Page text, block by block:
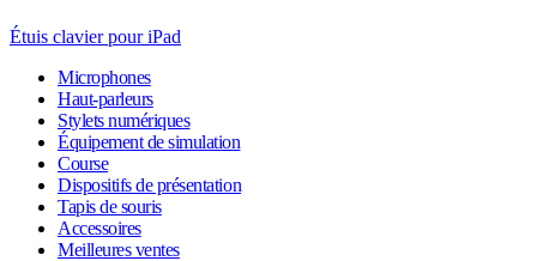
Étuis clavier pour iPad
Microphones
Haut-parleurs
Stylets numériques
Équipement de simulation
Course
Dispositifs de présentation
Tapis de souris
Accessoires
Meilleures ventes